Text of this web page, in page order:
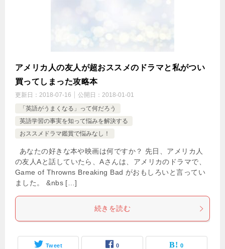
アメリカ人の友人が超おススメのドラマと私がつい
買ってしまった攻略本
更新日： 2018-07-16 公開日： 2018-01-01
「英語がうまくなる」って何だろう
英語学習の事実を知って悩みを解決する
おススメドラマ鑑賞で悩みなし！
あなたの好きな本や映画は何ですか？ 先日、アメリカ人
の友人Aと話していたら、Aさんは、アメリカのドラマで、
Game of Throwns Breaking Bad がおもしろいと言ってい
ました。 &nbs […]
続きを読む
Tweet 0 0